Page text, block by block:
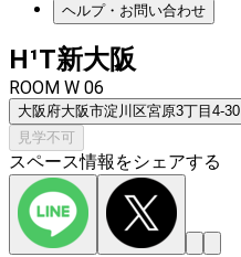
ヘルプ・お問い合わせ
H¹T新大阪
ROOM W 06
大阪府大阪市淀川区宮原3丁目4-30
見学不可
スペース情報をシェアする